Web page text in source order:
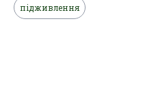
підживлення